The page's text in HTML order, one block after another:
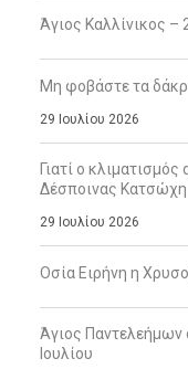
Άγιος Καλλίνικος –
Μη φοβάστε τα
29 Ιουλίου 2026
Γιατί ο
Δέσποινας Κατσώχη
29 Ιουλίου 2026
Οσία Ειρήνη η
Άγιος Παντελεήμων
Ιουλίου